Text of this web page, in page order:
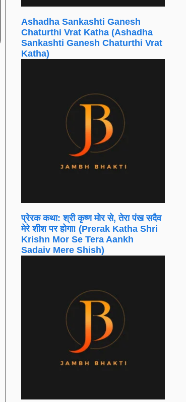
Ashadha Sankashti Ganesh
Chaturthi Vrat Katha (Ashadha
Sankashti Ganesh Chaturthi Vrat
Katha)
प्रेरक कथा: श्री कृष्ण मोर से, तेरा पंख सदैव
मेरे शीश पर होगा! (Prerak Katha Shri
Krishn Mor Se Tera Aankh
Sadaiv Mere Shish)